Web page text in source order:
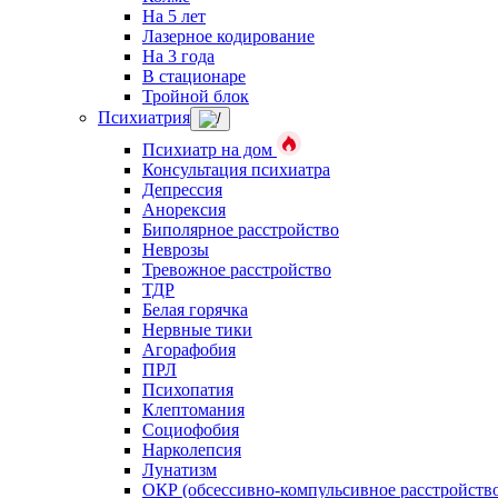
На 5 лет
Лазерное кодирование
На 3 года
В стационаре
Тройной блок
Психиатрия
Психиатр на дом
Консультация психиатра
Депрессия
Анорексия
Биполярное расстройство
Неврозы
Тревожное расстройство
ТДР
Белая горячка
Нервные тики
Агорафобия
ПРЛ
Психопатия
Клептомания
Социофобия
Нарколепсия
Лунатизм
ОКР (обсессивно-компульсивное